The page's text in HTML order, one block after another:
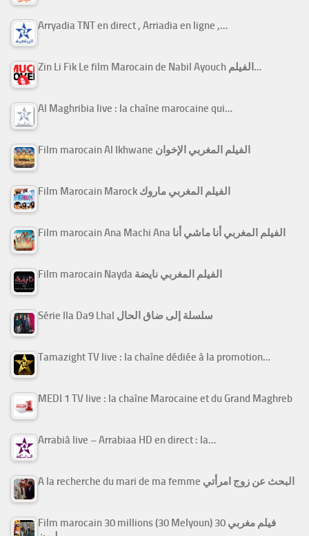
Arryadia TNT en direct , Arriadia en ligne ,…
Zin Li Fik Le film Marocain de Nabil Ayouch الفيلم…
Al Maghribia live : la chaîne marocaine qui…
Film marocain Al Ikhwane الفيلم المغربي الإخوان
Film Marocain Marock الفيلم المغربي ماروك
Film marocain Ana Machi Ana الفيلم المغربي أنا ماشي أنا
Film marocain Nayda الفيلم المغربي نايضة
Série Ila Da9 Lhal سلسلة إلى ضاق الحال
Tamazight TV live : la chaîne dédiée à la promotion…
MEDI 1 TV live : la chaîne Marocaine et du Grand Maghreb
Arrabiâ live – Arrabiaa HD en direct : la…
A la recherche du mari de ma femme البحث عن زوج امرأتي
Film marocain 30 millions (30 Melyoun) فيلم مغربي 30